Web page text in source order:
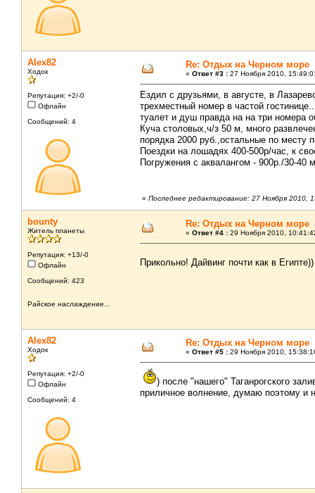
Alex82
Ходок
Репутация: +2/-0
Офлайн
Сообщений: 4
Re: Отдых на Черном море
« Ответ #3 : 27 Ноября 2010,
Ездил с друзьями, в августе, в
трехместный номер в частой
туалет и душ правда на на три номера
Куча столовых,ч/з 50 м, много
порядка 2000 руб.,остальные по месту
Поездки на лошадях 400-500р/час, к
Погружения с аквалангом - 900р./30-40
« Последнее редактирование: 27 Ноября 2010,
bounty
Житель планеты
Репутация: +13/-0
Офлайн
Сообщений: 423
Райское наслаждение...
Re: Отдых на Черном море
« Ответ #4 : 29 Ноября 2010,
Прикольно! Дайвинг почти как в
Alex82
Ходок
Репутация: +2/-0
Офлайн
Сообщений: 4
Re: Отдых на Черном море
« Ответ #5 : 29 Ноября 2010,
) после "нашего" Таганрогского
приличное волнение, думаю поэтому и